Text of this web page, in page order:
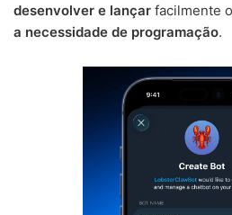
desenvolver e lançar facilmente
a necessidade de programação.